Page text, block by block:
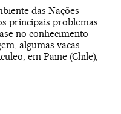
das Nações
principais problemas
no conhecimento
algumas vacas
em Paine (Chile),